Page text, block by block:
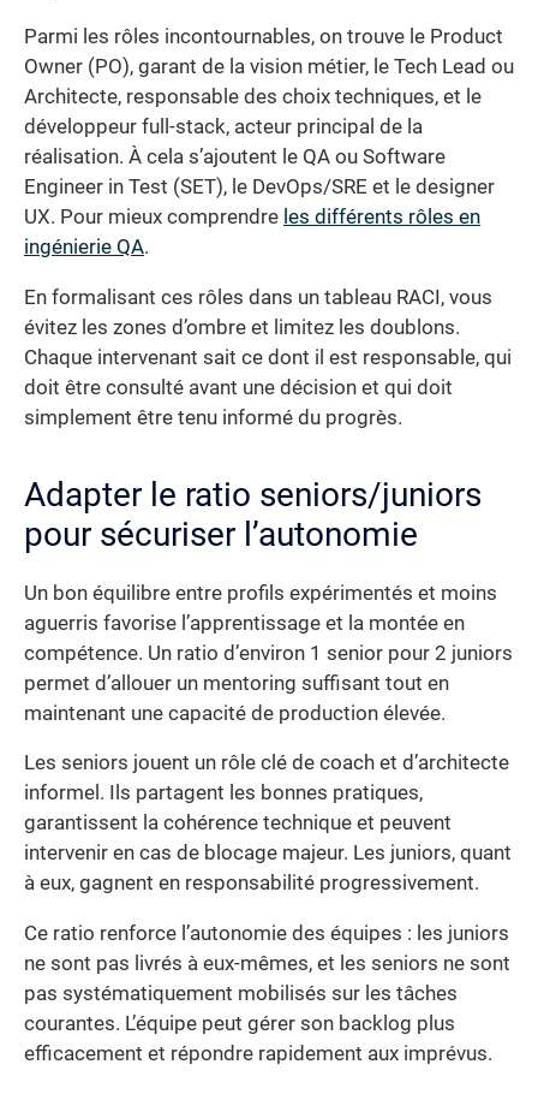
Parmi les rôles incontournables, on trouve le Product
Owner (PO), garant de la vision métier, le Tech Lead ou
Architecte, responsable des choix techniques, et le
développeur full-stack, acteur principal de la
réalisation. À cela s’ajoutent le QA ou Software
Engineer in Test (SET), le DevOps/SRE et le designer
UX. Pour mieux comprendre les différents rôles en
ingénierie QA.
En formalisant ces rôles dans un tableau RACI, vous
évitez les zones d’ombre et limitez les doublons.
Chaque intervenant sait ce dont il est responsable, qui
doit être consulté avant une décision et qui doit
simplement être tenu informé du progrès.
Adapter le ratio seniors/juniors
pour sécuriser l’autonomie
Un bon équilibre entre profils expérimentés et moins
aguerris favorise l’apprentissage et la montée en
compétence. Un ratio d’environ 1 senior pour 2 juniors
permet d’allouer un mentoring suffisant tout en
maintenant une capacité de production élevée.
Les seniors jouent un rôle clé de coach et d’architecte
informel. Ils partagent les bonnes pratiques,
garantissent la cohérence technique et peuvent
intervenir en cas de blocage majeur. Les juniors, quant
à eux, gagnent en responsabilité progressivement.
Ce ratio renforce l’autonomie des équipes : les juniors
ne sont pas livrés à eux-mêmes, et les seniors ne sont
pas systématiquement mobilisés sur les tâches
courantes. L’équipe peut gérer son backlog plus
efficacement et répondre rapidement aux imprévus.